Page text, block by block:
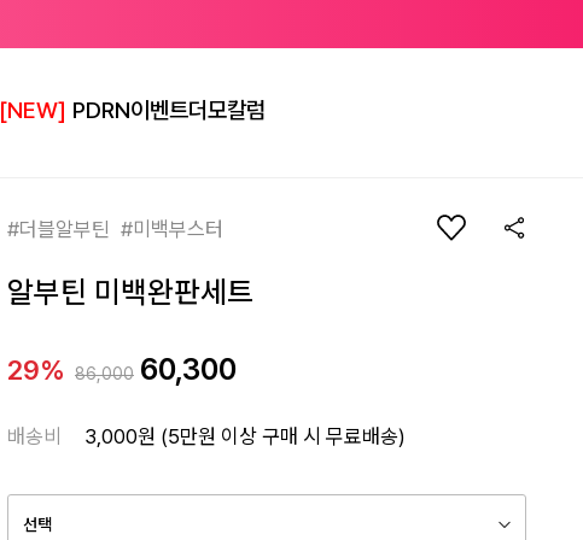
[NEW] PDRN이벤트더모칼럼
#더블알부틴 #미백부스터
알부틴 미백완판세트
29% 86,000 60,300
배송비 3,000원 (5만원 이상 구매 시 무료배송)